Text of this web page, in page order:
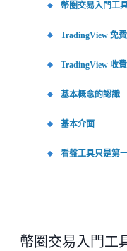
幣圈交易入門工
TradingView 免
TradingView 收費
基本概念的認識
基本介面
看盤工具只是第
幣圈交易入門工